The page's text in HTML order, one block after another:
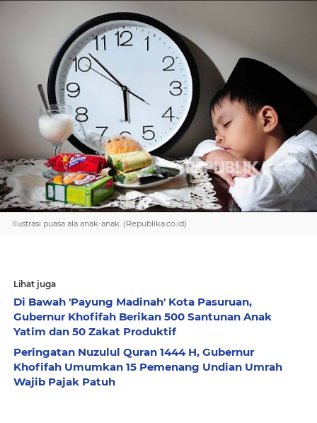
Ilustrasi puasa ala anak-anak. (Republika.co.id)
Lihat juga
Di Bawah 'Payung Madinah' Kota Pasuruan,
Gubernur Khofifah Berikan 500 Santunan Anak
Yatim dan 50 Zakat Produktif
Peringatan Nuzulul Quran 1444 H, Gubernur
Khofifah Umumkan 15 Pemenang Undian Umrah
Wajib Pajak Patuh